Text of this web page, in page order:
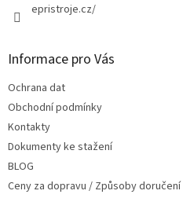
epristroje.cz/
Informace pro Vás
Ochrana dat
Obchodní podmínky
Kontakty
Dokumenty ke stažení
BLOG
Ceny za dopravu / Způsoby doručení